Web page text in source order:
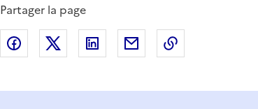
Partager la page
Partager sur Facebook
Partager sur XPartager sur LinkedIn
Partager par email
Copier le